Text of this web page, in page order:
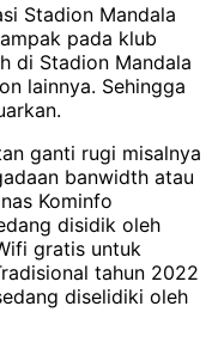
Stadion Mandala
pada klub
di Stadion Mandala
lainnya. Sehingga
ganti rugi misalnya
banwidth atau
Kominfo
disidik oleh
gratis untuk
tahun 2022
diselidiki oleh